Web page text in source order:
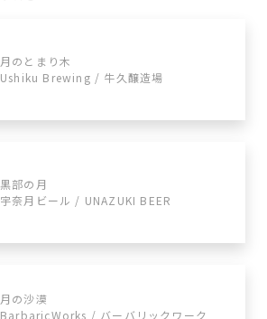
月のとまり木
Ushiku Brewing / 牛久醸造場
黒部の月
宇奈月ビール / UNAZUKI BEER
月の沙漠
BarbaricWorks / バーバリックワーク